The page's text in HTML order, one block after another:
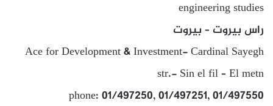
engineering studies
راس بيروت – بيروت
Ace for Development & Investment- Cardinal Sayegh
str.- Sin el fil – El metn
phone: 01/497250, 01/497251, 01/497550